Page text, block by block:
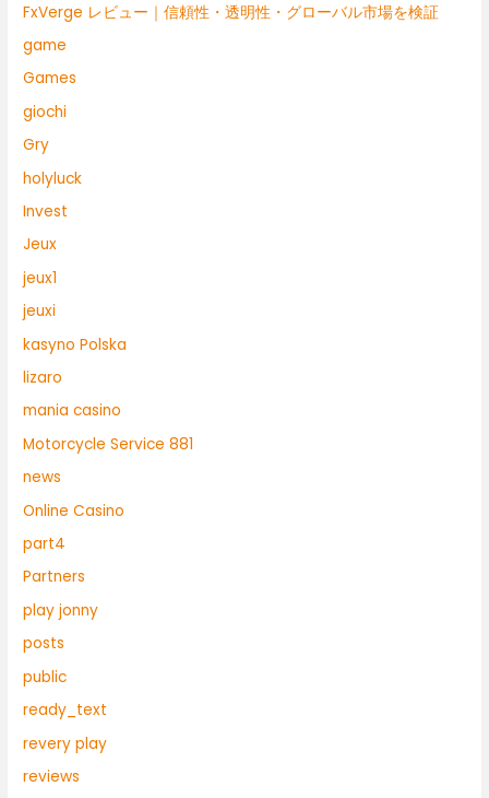
FxVerge レビュー｜信頼性・透明性・グローバル市場を検証
game
Games
giochi
Gry
holyluck
Invest
Jeux
jeux1
jeuxi
kasyno Polska
lizaro
mania casino
Motorcycle Service 881
news
Online Casino
part4
Partners
play jonny
posts
public
ready_text
revery play
reviews